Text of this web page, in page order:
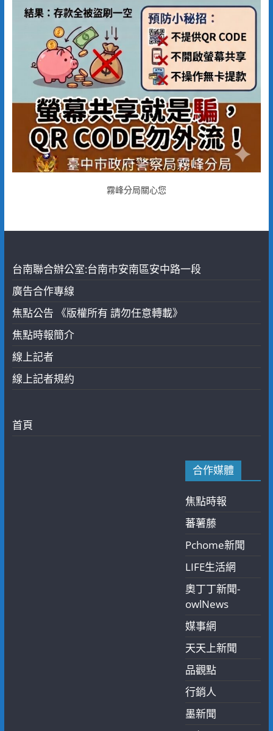
霧峰分局關心您
台南聯合辦公室:台南市安南區安中路一段
廣告合作專線
焦點公告 《版權所有 請勿任意轉載》
焦點時報簡介
線上記者
線上記者規約
首頁
合作媒體
焦點時報
蕃薯藤
Pchome新聞
LIFE生活網
奧丁丁新聞-
owlNews
媒事網
天天上新聞
品觀點
行銷人
墨新聞